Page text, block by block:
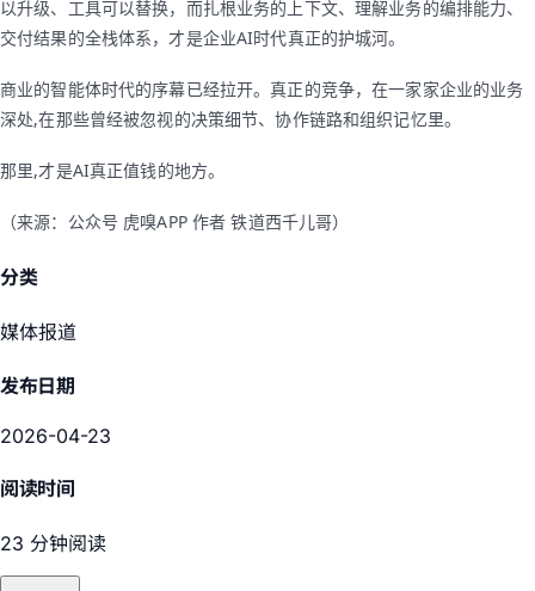
以升级、工具可以替换，而扎根业务的上下文、理解业务的编排能力、
交付结果的全栈体系，才是企业AI时代真正的护城河。
商业的智能体时代的序幕已经拉开。真正的竞争，在一家家企业的业务
深处,在那些曾经被忽视的决策细节、协作链路和组织记忆里。
那里,才是AI真正值钱的地方。
（来源：公众号 虎嗅APP 作者 铁道西千儿哥）
分类
媒体报道
发布日期
2026-04-23
阅读时间
23 分钟阅读